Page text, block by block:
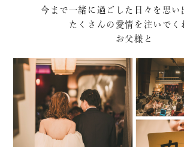
今まで一緒に過ごした日々を思い
たくさんの愛情を注いでく
お父様と